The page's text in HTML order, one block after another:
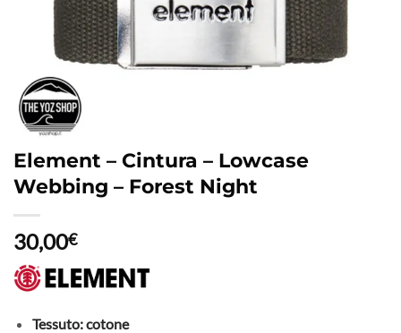
Element – Cintura – Lowcase
Webbing – Forest Night
30,00€
Tessuto: cotone